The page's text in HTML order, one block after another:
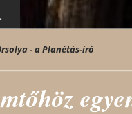
- a Planétás-író